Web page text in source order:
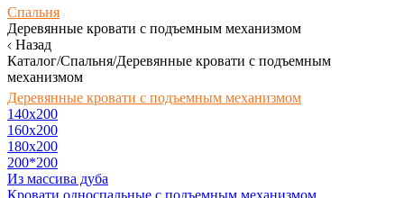
Спальня
Деревянные кровати с подъемным механизмом
Назад
Каталог/Спальня/Деревянные кровати с подъемным
механизмом
Деревянные кровати с подъемным механизмом
140x200
160х200
180х200
200*200
Из массива дуба
Кровати односпальные с подъемным механизмом